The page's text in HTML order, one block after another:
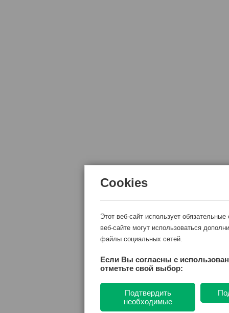
Cookies
Этот веб-сайт использует
веб-сайте могут использоваться
файлы социальных сетей.
Если Вы согласны с
отметьте свой выбор:
Подтвердить
необходимые